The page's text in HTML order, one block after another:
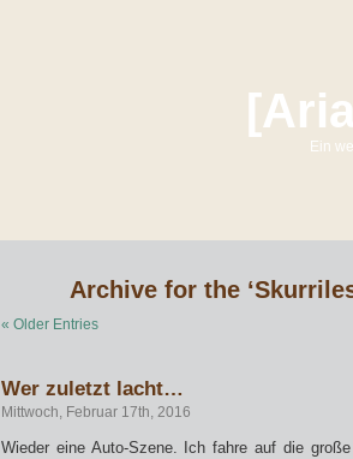
Ein
Archive for the
« Older Entries
Wer zuletzt lacht…
Mittwoch, Februar 17th, 2016
Wieder eine Auto-Szene. Ich fahre auf die